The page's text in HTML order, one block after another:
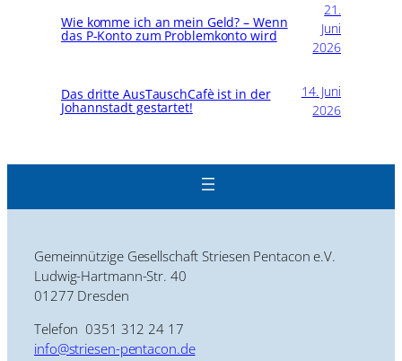
Wie komme ich an mein Geld? – Wenn
das P-Konto zum Problemkonto wird
21.
Juni
2026
Das dritte AusTauschCafè ist in der
Johannstadt gestartet!
14. Juni
2026
Gemeinnützige Gesellschaft Striesen Pentacon e.V.
Ludwig-Hartmann-Str. 40
01277 Dresden
Telefon 0351 312 24 17
info@striesen-pentacon.de